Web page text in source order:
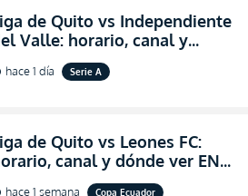
de Quito vs Independiente
Valle: horario, canal y
dónde ver EN VIVO el
por la fecha 24 de la
hace 1 día Serie A
de Quito vs Leones FC:
canal y dónde ver EN
VIVO los octavos de final de la
hace 1 semana Copa Ecuador